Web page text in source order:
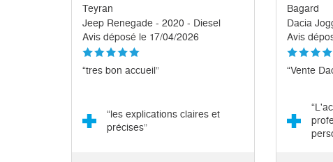
Teyran
Jeep Renegade - 2020 - Diesel
Avis déposé le 17/04/2026
“tres bon accueil”
“les explications claires et
précises”
Bagard
Dacia
Avis
“Vente